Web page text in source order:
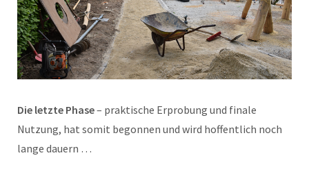
Die letzte Phase– praktische Erprobung und finale
Nutzung, hat somit begonnen und wird hoffentlich noch
lange dauern …